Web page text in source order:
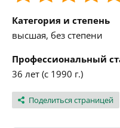
Категория и степень
высшая, без степени
Профессиональный
36 лет (с 1990 г.)
Поделиться страницей